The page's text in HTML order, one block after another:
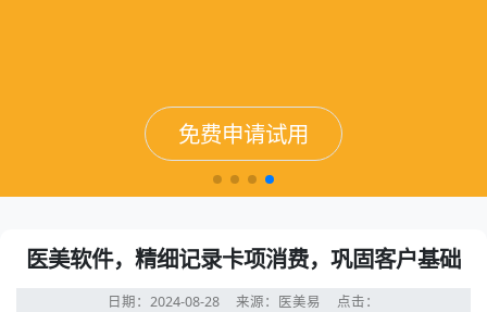
免费申请试用
免费申请试用
免费申请试用
免费申请试用
医美软件，精细记录卡项消费，巩固客户基础
日期：2024-08-28 来源：医美易 点击：